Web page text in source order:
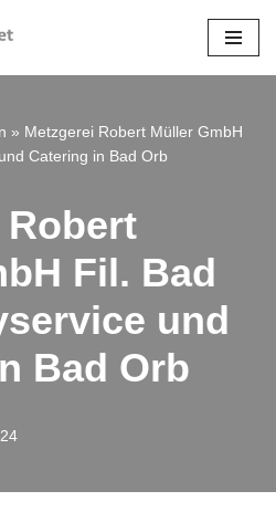
» Metzgerei Robert Müller GmbH
Catering in Bad Orb
Robert
Fil. Bad
und
Bad Orb